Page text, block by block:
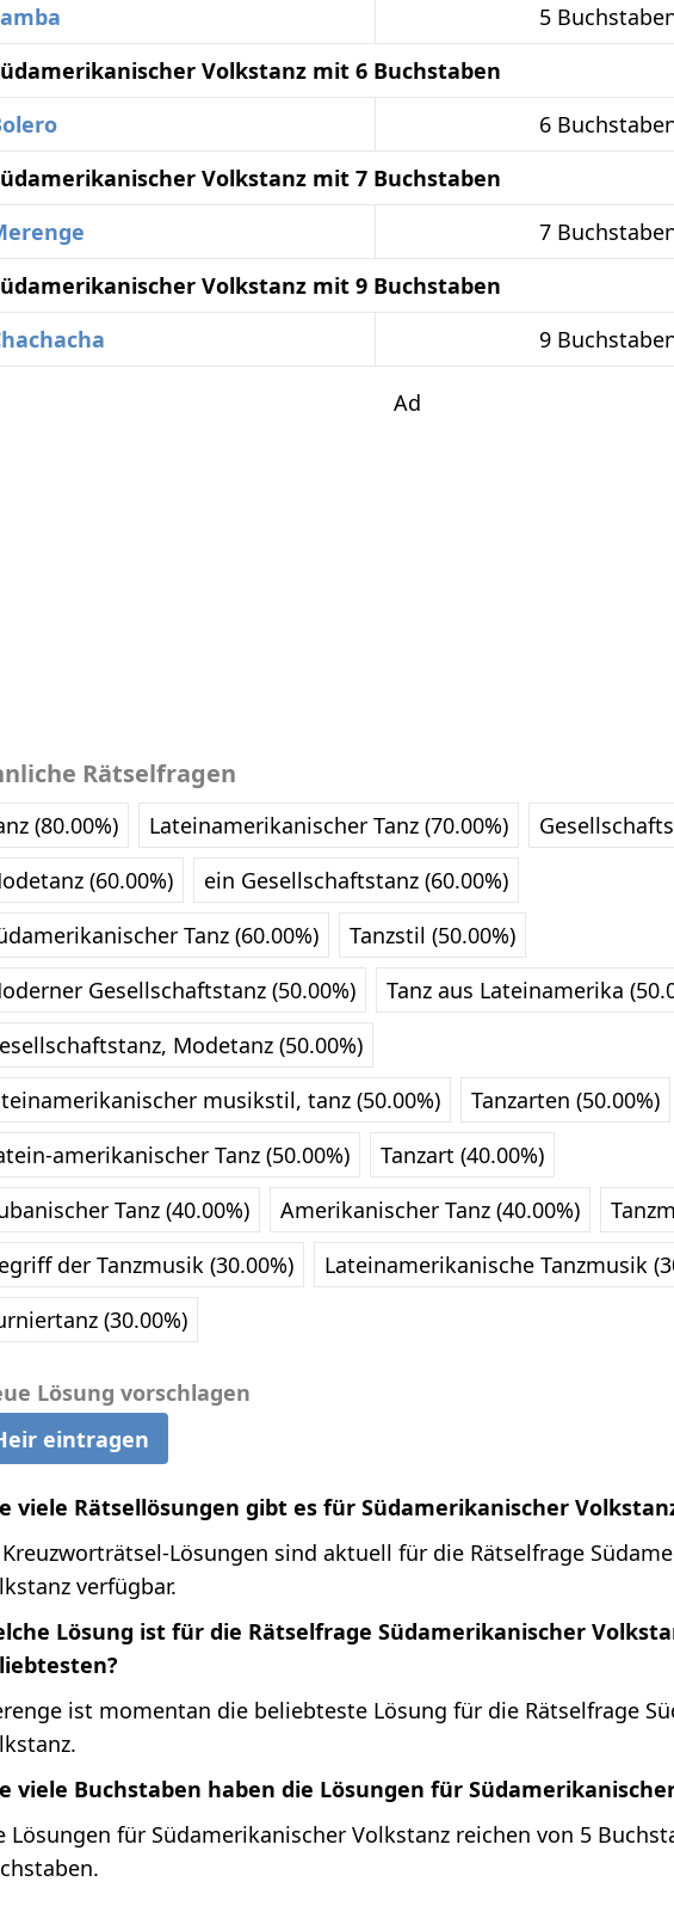
5
Volkstanz mit 6 Buchstaben
6
Volkstanz mit 7 Buchstaben
7
Volkstanz mit 9 Buchstaben
9
Ad
Rätselfragen
(80.00%) Lateinamerikanischer Tanz (70.00%)
(60.00%)
ein Gesellschaftstanz (60.00%)
Tanz (60.00%)
Tanzstil (50.00%)
Gesellschaftstanz (50.00%)
Tanz aus Lateinamerika
Modetanz (50.00%)
musikstil, tanz (50.00%)
Tanzarten (50.00%)
amerikanischer Tanz (50.00%)
Tanzart (40.00%)
Tanz (40.00%)
Amerikanischer Tanz (40.00%)
der Tanzmusik (30.00%)
Lateinamerikanische Tanzmusik
(30.00%)
Lösung vorschlagen
eintragen
viele Rätsellösungen gibt es für Südamerikanischer
Kreuzworträtsel-Lösungen sind aktuell für die Rätselfrage
verfügbar.
Lösung ist für die Rätselfrage Südamerikanischer
ist momentan die beliebteste Lösung für die Rätselfrage
viele Buchstaben haben die Lösungen für
Lösungen für Südamerikanischer Volkstanz reichen von 5